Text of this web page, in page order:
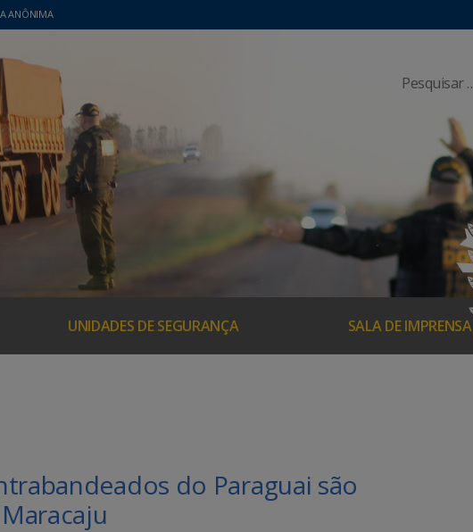
ANÔNIMA
UNIDADES DE SEGURANÇA SALA DE IMPRENSA
do Paraguai são